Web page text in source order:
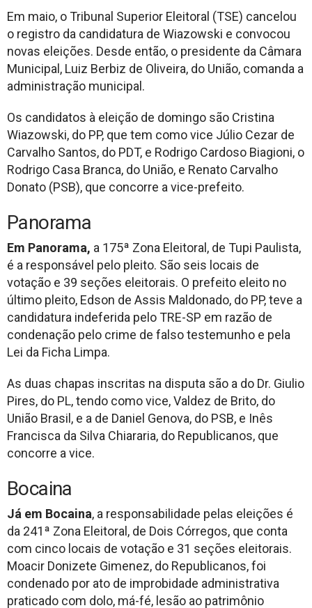
Em maio, o Tribunal Superior Eleitoral (TSE) cancelou
o registro da candidatura de Wiazowski e convocou
novas eleições. Desde então, o presidente da Câmara
Municipal, Luiz Berbiz de Oliveira, do União, comanda a
administração municipal.
Os candidatos à eleição de domingo são Cristina
Wiazowski, do PP, que tem como vice Júlio Cezar de
Carvalho Santos, do PDT, e Rodrigo Cardoso Biagioni, o
Rodrigo Casa Branca, do União, e Renato Carvalho
Donato (PSB), que concorre a vice-prefeito.
Panorama
Em Panorama, a 175ª Zona Eleitoral, de Tupi Paulista,
é a responsável pelo pleito. São seis locais de
votação e 39 seções eleitorais. O prefeito eleito no
último pleito, Edson de Assis Maldonado, do PP, teve a
candidatura indeferida pelo TRE-SP em razão de
condenação pelo crime de falso testemunho e pela
Lei da Ficha Limpa.
As duas chapas inscritas na disputa são a do Dr. Giulio
Pires, do PL, tendo como vice, Valdez de Brito, do
União Brasil, e a de Daniel Genova, do PSB, e Inês
Francisca da Silva Chiararia, do Republicanos, que
concorre a vice.
Bocaina
Já em Bocaina, a responsabilidade pelas eleições é
da 241ª Zona Eleitoral, de Dois Córregos, que conta
com cinco locais de votação e 31 seções eleitorais.
Moacir Donizete Gimenez, do Republicanos, foi
condenado por ato de improbidade administrativa
praticado com dolo, má-fé, lesão ao patrimônio